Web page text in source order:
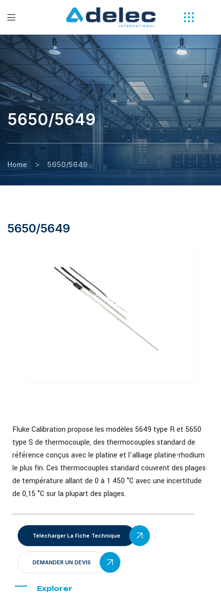
5650/5649
Home > 5650/5649
5650/5649
Fluke Calibration propose les modèles 5649 type R et 5650
type S de thermocouple, des thermocouples standard de
référence conçus avec le platine et l’alliage platine-rhodium
le plus fin. Ces thermocouples standard couvrent des plages
de température allant de 0 à 1 450 °C avec une incertitude
de 0,15 °C sur la plupart des plages.
Télécharger La Fiche Technique
DEMANDER UN DEVIS
Explorer